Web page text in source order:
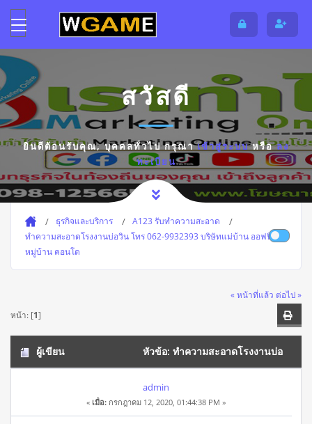
สวัสดี
ยินดีต้อนรับคุณ,บุคคลทั่วไปกรุณาเข้าสู่ระบบหรือลง
ทะเบียน
ธุรกิจและบริการ
A123 รับทำความสะอาด
ทำความสะอาดโรงงานบ่อวิน โทร 062-9932393 บริษัทแม่บ้าน ออฟฟิศ
หมู่บ้าน คอนโด
« หน้าที่แล้ว ต่อไป »
หน้า: [1]
ผู้เขียน หัวข้อ: ทำความสะอาดโรงงานบ่อ
วิน โทร 062-9932393 บริษัทแม่บ้าน ออฟฟิศ หมู่บ้าน คอนโด
(อ่าน 20178 ครั้ง)
admin
« เมื่อ: กรกฎาคม 12, 2020, 01:44:38 PM »